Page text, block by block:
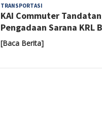
TRANSPORTASI
KAI Commuter
Pengadaan Sarana KRL
[Baca Berita]